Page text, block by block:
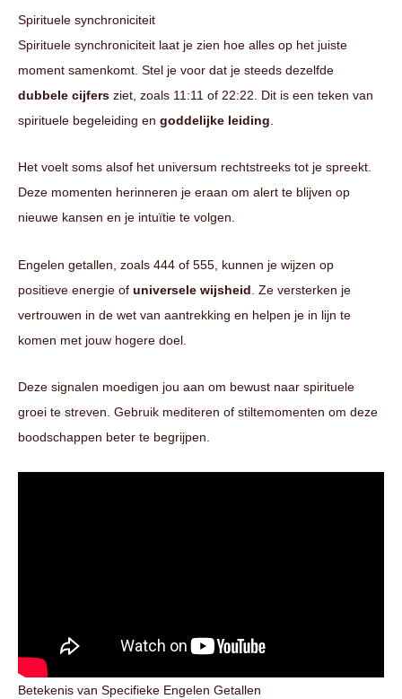
Spirituele synchroniciteit
Spirituele synchroniciteit laat je zien hoe alles op het juiste
moment samenkomt. Stel je voor dat je steeds dezelfde
dubbele cijfers ziet, zoals 11:11 of 22:22. Dit is een teken van
spirituele begeleiding en goddelijke leiding
Het voelt soms alsof het universum rechtstreeks tot je spreekt.
Deze momenten herinneren je eraan om alert te blijven op
nieuwe kansen en je intuïtie te volgen.
Engelen getallen, zoals 444 of 555, kunnen je wijzen op
positieve energie of universele wijsheid . Ze versterken je
vertrouwen in de wet van aantrekking en helpen je in lijn te
komen met jouw hogere doel.
Deze signalen moedigen jou aan om bewust naar spirituele
groei te streven. Gebruik mediteren of stiltemomenten om deze
boodschappen beter te begrijpen.
Betekenis van Specifieke Engelen Getallen